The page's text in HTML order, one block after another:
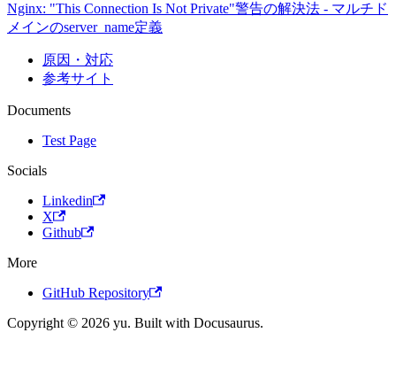
Nginx: "This Connection Is Not Private"警告の解決法 - マルチド
メインのserver_name定義
原因・対応
参考サイト
Documents
Test Page
Socials
Linkedin
X
Github
More
GitHub Repository
Copyright © 2026 yu. Built with Docusaurus.